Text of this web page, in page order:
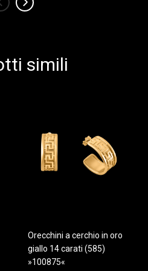
simili
Orecchini a cerchio in oro
giallo 14 carati (585)
»100875«